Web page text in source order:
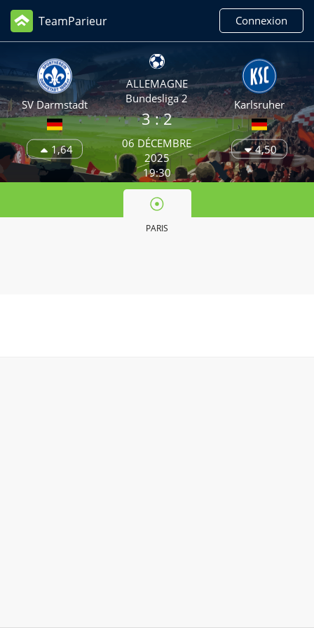
TeamParieur Connexion
SV Darmstadt
1,64
ALLEMAGNE
Bundesliga 2
3: 2
06 DÉCEMBRE
2025
19:30
Karlsruher
4,50
PARIS